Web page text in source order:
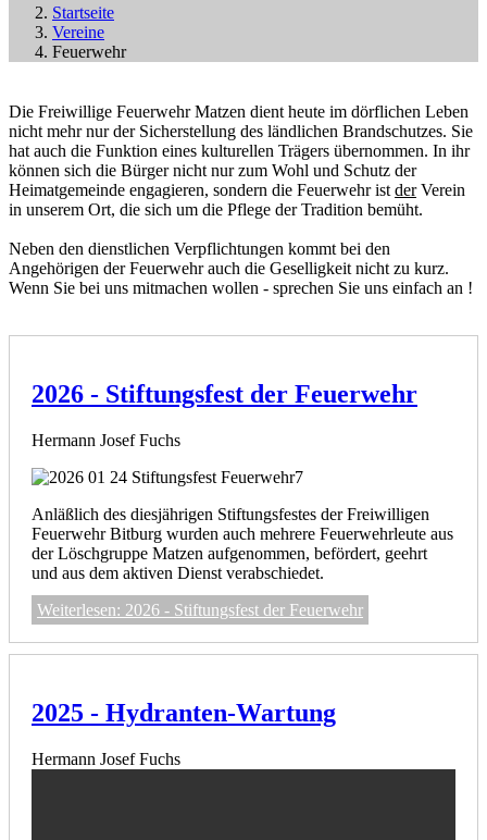
Startseite
Vereine
Feuerwehr
Die Freiwillige Feuerwehr Matzen dient heute im dörflichen Leben
nicht mehr nur der Sicherstellung des ländlichen Brandschutzes. Sie
hat auch die Funktion eines kulturellen Trägers übernommen. In ihr
können sich die Bürger nicht nur zum Wohl und Schutz der
Heimatgemeinde engagieren, sondern die Feuerwehr ist derVerein
in unserem Ort, die sich um die Pflege der Tradition bemüht.
Neben den dienstlichen Verpflichtungen kommt bei den
Angehörigen der Feuerwehr auch die Geselligkeit nicht zu kurz.
Wenn Sie bei uns mitmachen wollen - sprechen Sie uns einfach an !
2026 - Stiftungsfest der Feuerwehr
Hermann Josef Fuchs
Anläßlich des diesjährigen Stiftungsfestes der Freiwilligen
Feuerwehr Bitburg wurden auch mehrere Feuerwehrleute aus
der Löschgruppe Matzen aufgenommen, befördert, geehrt
und aus dem aktiven Dienst verabschiedet.
Weiterlesen: 2026 - Stiftungsfest der Feuerwehr
2025 - Hydranten-Wartung
Hermann Josef Fuchs